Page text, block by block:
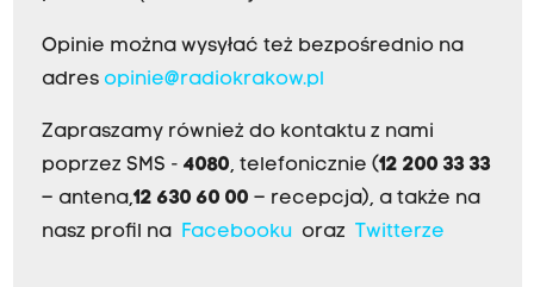
Opinie można wysyłać też bezpośrednio na
adres opinie@radiokrakow.pl
Zapraszamy również do kontaktu z nami
poprzez SMS - 4080, telefonicznie (12 200 33 33
– antena,12 630 60 00 – recepcja), a także na
nasz profil na
Facebookuoraz Twitterze